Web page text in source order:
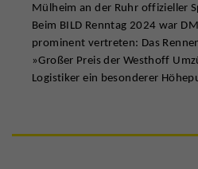
Mülheim an der Ruhr offizieller
Beim BILD Renntag 2024 war
prominent vertreten: Das
»Großer Preis der Westhoff
Logistiker ein besonderer